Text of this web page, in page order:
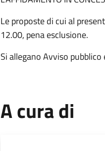
Le proposte di cui al
12.00, pena esclusione.
Si allegano Avviso
A cura di